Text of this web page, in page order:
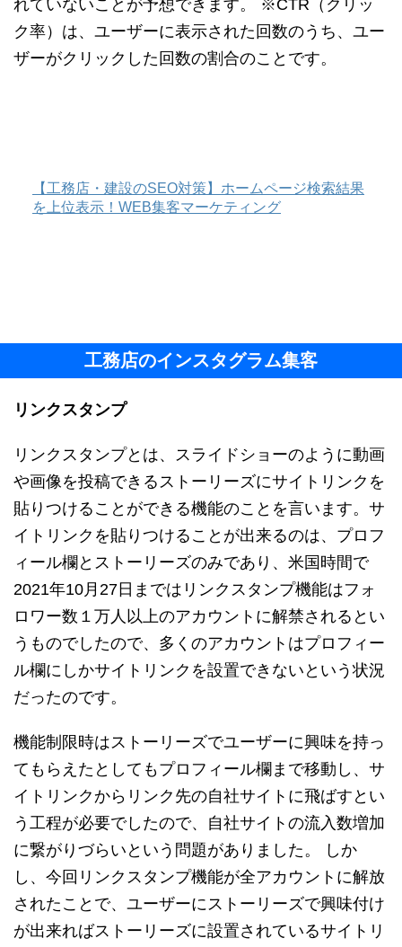
れていないことが予想できます。 ※CTR（クリッ
ク率）は、ユーザーに表示された回数のうち、ユー
ザーがクリックした回数の割合のことです。
【工務店・建設のSEO対策】ホームページ検索結果
を上位表示！WEB集客マーケティング
工務店のインスタグラム集客
リンクスタンプ
リンクスタンプとは、スライドショーのように動画
や画像を投稿できるストーリーズにサイトリンクを
貼りつけることができる機能のことを言います。サ
イトリンクを貼りつけることが出来るのは、プロフ
ィール欄とストーリーズのみであり、米国時間で
2021年10月27日まではリンクスタンプ機能はフォ
ロワー数１万人以上のアカウントに解禁されるとい
うものでしたので、多くのアカウントはプロフィー
ル欄にしかサイトリンクを設置できないという状況
だったのです。
機能制限時はストーリーズでユーザーに興味を持っ
てもらえたとしてもプロフィール欄まで移動し、サ
イトリンクからリンク先の自社サイトに飛ばすとい
う工程が必要でしたので、自社サイトの流入数増加
に繋がりづらいという問題がありました。 しか
し、今回リンクスタンプ機能が全アカウントに解放
されたことで、ユーザーにストーリーズで興味付け
が出来ればストーリーズに設置されているサイトリ